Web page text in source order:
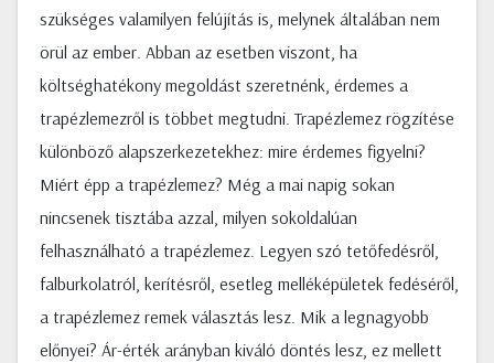
szükséges valamilyen felújítás is, melynek általában nem
örül az ember. Abban az esetben viszont, ha
költséghatékony megoldást szeretnénk, érdemes a
trapézlemezről is többet megtudni. Trapézlemez rögzítése
különböző alapszerkezetekhez: mire érdemes figyelni?
Miért épp a trapézlemez? Még a mai napig sokan
nincsenek tisztába azzal, milyen sokoldalúan
felhasználható a trapézlemez. Legyen szó tetőfedésről,
falburkolatról, kerítésről, esetleg melléképületek fedéséről,
a trapézlemez remek választás lesz. Mik a legnagyobb
előnyei? Ár-érték arányban kiváló döntés lesz, ez mellett